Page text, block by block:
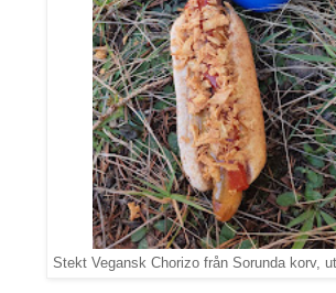
Stekt Vegansk Chorizo från Sorunda korv,